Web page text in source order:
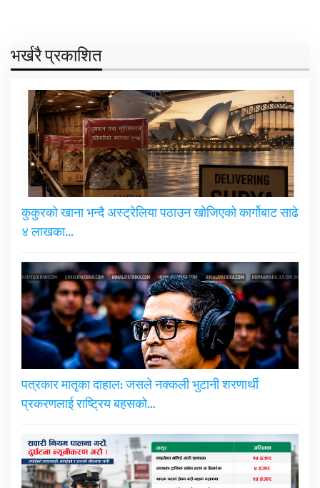
भर्खरै प्रकाशित
कुकुरको खाना भन्दै अस्ट्रेलिया पठाउन खोजिएको कार्गोबाट साढे
४ लाखका…
पत्रकार मातृका दाहाल: जसले नक्कली भुटानी शरणार्थी
प्रकरणलाई राष्ट्रिय बहसको…